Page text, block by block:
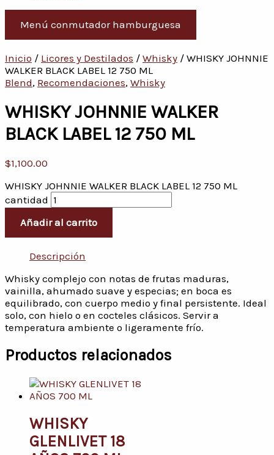
Menú conmutador hamburguesa
Inicio / Licores y Destilados / Whisky / WHISKY JOHNNIE
WALKER BLACK LABEL 12 750 ML
Blend, Recomendaciones, Whisky
WHISKY JOHNNIE WALKER
BLACK LABEL 12 750 ML
$1,100.00
WHISKY JOHNNIE WALKER BLACK LABEL 12 750 ML
cantidad
Añadir al carrito
Descripción
Whisky complejo con notas de frutas maduras,
vainilla, ahumado suave y especias; en boca es
equilibrado, con cuerpo medio y final persistente. Ideal
solo, con hielo o en cocteles clásicos. Servir a
temperatura ambiente o ligeramente frío.
Productos relacionados
WHISKY
GLENLIVET 18